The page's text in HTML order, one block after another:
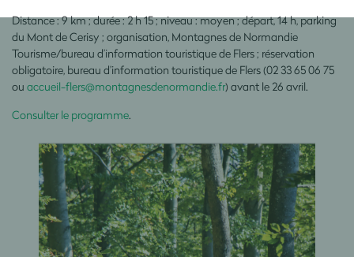
Distance : 9 km ; durée : 2 h 15 ; niveau : moyen ; départ, 14 h, parking
du Mont de Cerisy ; organisation, Montagnes de Normandie
Tourisme/bureau d’information touristique de Flers ; réservation
obligatoire, bureau d’information touristique de Flers (02 33 65 06 75
ou accueil-flers@montagnesdenormandie.fr) avant le 26 avril.
Consulter le programme.